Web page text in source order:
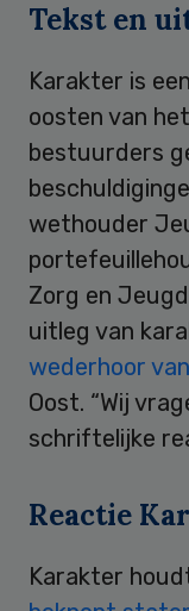
Tekst en
Karakter is
oosten van
bestuurders
wethouder
Zorg en
uitleg van
wederhoor
Oost. “Wij
schriftelijke
Reactie
Karakter